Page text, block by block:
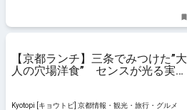
【京都ランチ】三条でみつけた”大
人の穴場洋食” センスが光る実力
Kyotopi [キョウトピ] 京都情報・観光・旅行・グルメ